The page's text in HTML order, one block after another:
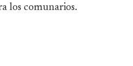
los comunarios.